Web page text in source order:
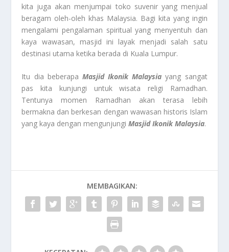
kita juga akan menjumpai toko suvenir yang menjual
beragam oleh-oleh khas Malaysia. Bagi kita yang ingin
mengalami pengalaman spiritual yang menyentuh dan
kaya wawasan, masjid ini layak menjadi salah satu
destinasi utama ketika berada di Kuala Lumpur.
Itu dia beberapa Masjid Ikonik Malaysia yang sangat
pas kita kunjungi untuk wisata religi Ramadhan.
Tentunya momen Ramadhan akan terasa lebih
bermakna dan berkesan dengan wawasan historis Islam
yang kaya dengan mengunjungiMasjid Ikonik Malaysia.
MEMBAGIKAN: